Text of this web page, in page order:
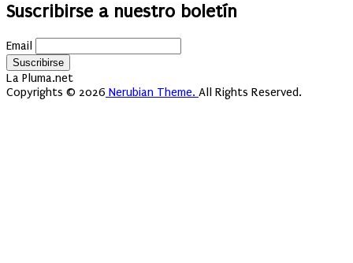
Suscribirse a nuestro boletín
Email
La Pluma.net
Copyrights © 2026 Nerubian Theme. All Rights Reserved.